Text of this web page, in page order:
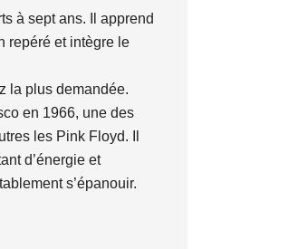
à sept ans. Il apprend
repéré et intègre le
la plus demandée.
en 1966, une des
les Pink Floyd. Il
d’énergie et
s’épanouir.